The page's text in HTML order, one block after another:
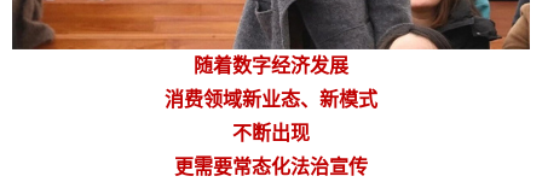
随着数字经济发展
消费领域新业态、新模式
不断出现
更需要常态化法治宣传